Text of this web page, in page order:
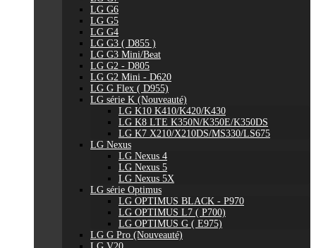
LG G6
LG G5
LG G4
LG G3 ( D855 )
LG G3 Mini/Beat
LG G2 - D805
LG G2 Mini - D620
LG G Flex ( D955)
LG série K (Nouveauté)
LG K10 K410/K420/K430
LG K8 LTE K350N/K350E/K350DS
LG K7 X210/X210DS/MS330/LS675
LG Nexus
LG Nexus 4
LG Nexus 5
LG Nexus 5X
LG série Optimus
LG OPTIMUS BLACK - P970
LG OPTIMUS L7 ( P700)
LG OPTIMUS G ( E975)
LG G Pro (Nouveauté)